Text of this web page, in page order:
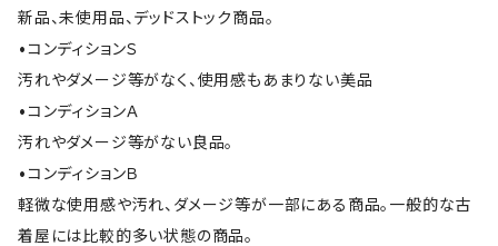
新品、未使用品、デッドストック商品。
•コンディションＳ
汚れやダメージ等がなく、使用感もあまりない美品
•コンディションＡ
汚れやダメージ等がない良品。
•コンディションＢ
軽微な使用感や汚れ、ダメージ等が一部にある商品。一般的な古
着屋には比較的多い状態の商品。